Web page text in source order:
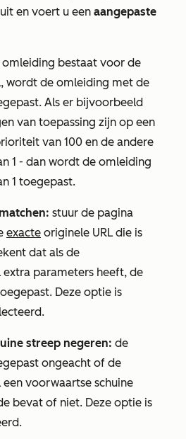
uit en voert u een aangepaste
omleiding bestaat voor de
wordt de omleiding met de
Als er bijvoorbeeld
van toepassing zijn op een
van 100 en de andere
1 - dan wordt de omleiding
1 toegepast.
stuur de pagina
exacte originele URL die is
dat als de
extra parameters heeft, de
Deze optie is
streep negeren: de
ongeacht of de
voorwaartse schuine
bevat of niet. Deze optie is